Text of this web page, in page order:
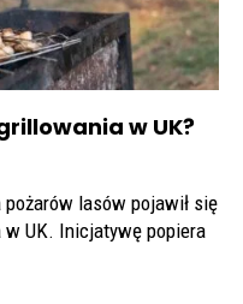
w UK?
lasów pojawił się
UK. Inicjatywę popiera